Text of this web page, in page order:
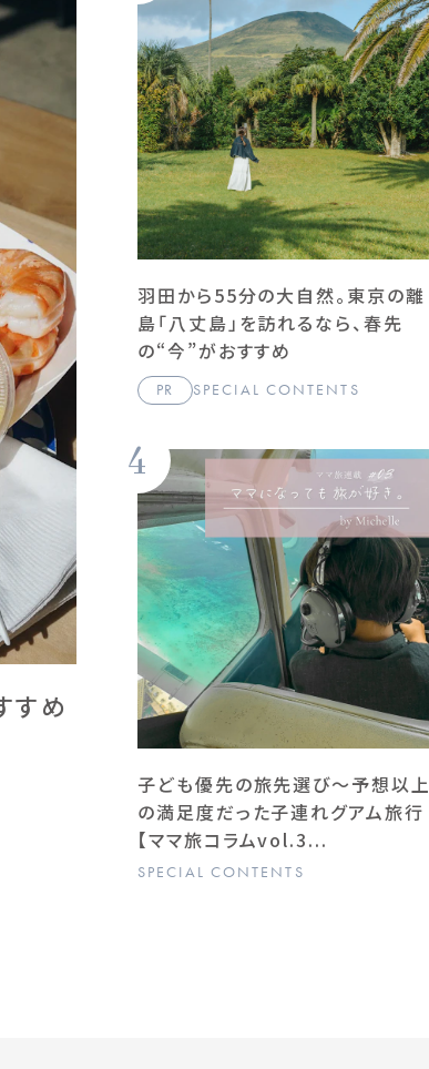
すめ
羽田から55分の大自然。東京の離
島「八丈島」を訪れるなら、春先
の“今”がおすすめ
PR SPECIAL CONTENTS
4
子ども優先の旅先選び〜予想以上
の満足度だった子連れグアム旅行
【ママ旅コラムvol.3...
SPECIAL CONTENTS